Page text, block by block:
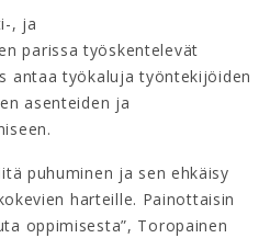
, ja
parissa työskentelevät
antaa työkaluja työntekijöiden
asenteiden ja
puhuminen ja sen ehkäisy
harteille. Painottaisin
oppimisesta”, Toropainen